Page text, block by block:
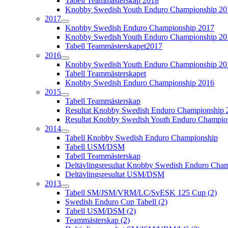
Knobby Swedish Youth Enduro Championship
2017
Knobby Swedish Enduro Championship 2017
Knobby Swedish Youth Enduro Championship
Tabell Teammästerskapet2017
2016
Knobby Swedish Youth Enduro Championship
Tabell Teammästerskapet
Knobby Swedish Enduro Championship 2016
2015
Tabell Teammästerskap
Resultat Knobby Swedish Enduro Championship
Resultat Knobby Swedish Youth Enduro
2014
Tabell Knobby Swedish Enduro Championship
Tabell USM/DSM
Tabell Teammästerskap
Deltävlingsresultat Knobby Swedish Enduro
Deltävlingsresultat USM/DSM
2013
Tabell SM/JSM/VRM/LC/SvESK 125 Cup (2)
Swedish Enduro Cup Tabell (2)
Tabell USM/DSM (2)
Teammästerskap (2)